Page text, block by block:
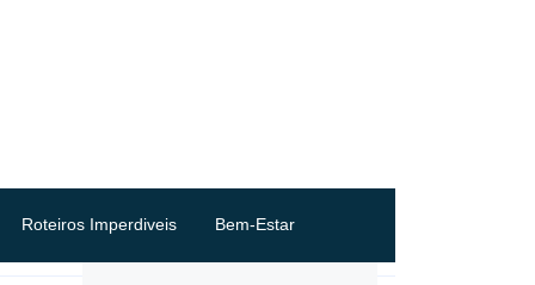
Roteiros Imperdiveis Bem-Estar